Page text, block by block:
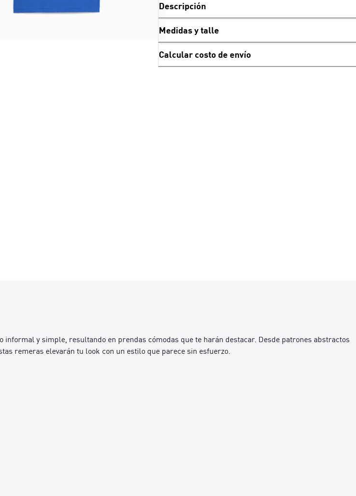
Descripción
Medidas y talle
Calcular costo de envío
y simple, resultando en prendas cómodas que te harán destacar. Desde patrones abstractos
remeras elevarán tu look con un estilo que parece sin esfuerzo.